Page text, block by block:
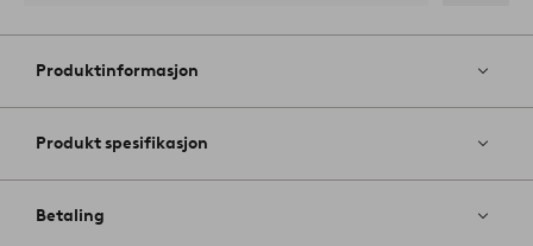
til
Produktinformasjon
Produkt spesifikasjon
Betaling